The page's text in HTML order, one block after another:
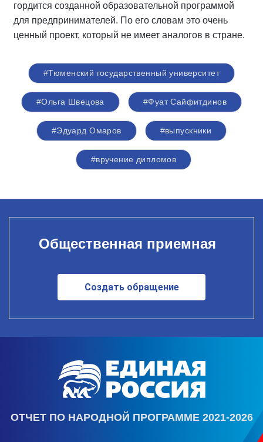
гордится созданной образовательной программой
для предпринимателей. По его словам это очень
ценный проект, который не имеет аналогов в стране.
#Тюменский государственный университет
#Ольга Швецова #Фуат Сайфитдинов
#Эдуард Омаров #выпускники
#вручение дипломов
Общественная приемная
Создать обращение
ОТЧЕТ ПО НАРОДНОЙ ПРОГРАММЕ 2021-2026